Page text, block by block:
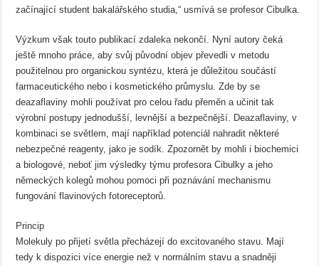
začínající student bakalářského studia,“ usmívá se profesor Cibulka.
Výzkum však touto publikací zdaleka nekončí. Nyní autory čeká
ještě mnoho práce, aby svůj původní objev převedli v metodu
použitelnou pro organickou syntézu, která je důležitou součástí
farmaceutického nebo i kosmetického průmyslu. Zde by se
deazaflaviny mohli používat pro celou řadu přeměn a učinit tak
výrobní postupy jednodušší, levnější a bezpečnější. Deazaflaviny, v
kombinaci se světlem, mají například potenciál nahradit některé
nebezpečné reagenty, jako je sodík. Zpozornět by mohli i biochemici
a biologové, neboť jim výsledky týmu profesora Cibulky a jeho
německých kolegů mohou pomoci při poznávání mechanismu
fungování flavinových fotoreceptorů.
Princip
Molekuly po přijetí světla přecházejí do excitovaného stavu. Mají
tedy k dispozici více energie než v normálním stavu a snadněji